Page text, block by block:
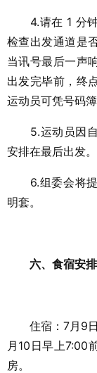
4.请在 1 分钟
检查出发通道是
当讯号最后一声
出发完毕前，终
运动员可凭号码
5.运动员因自
安排在最后出发。
6.组委会将提
明套。
六、食宿安排
住宿：7月9日
月10日早上7:00
房。